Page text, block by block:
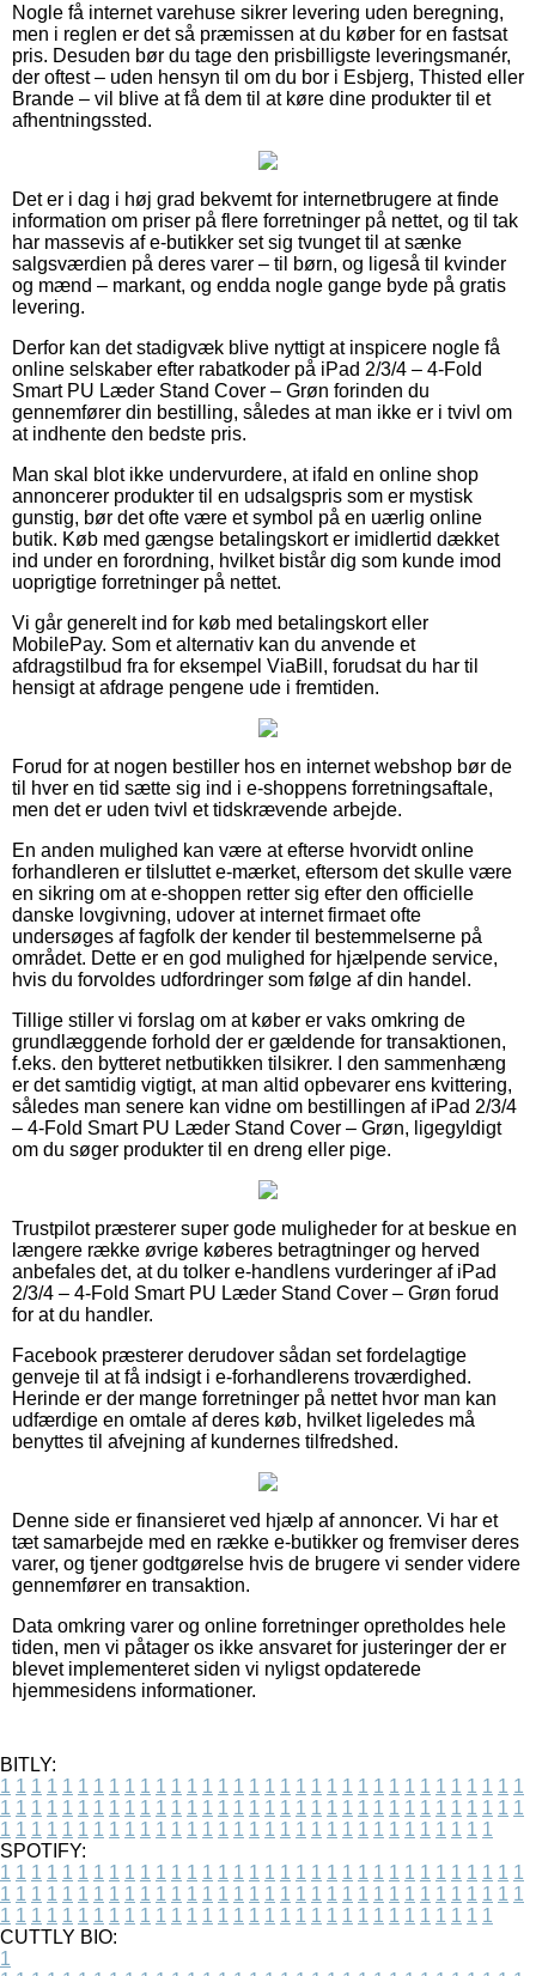
Nogle få internet varehuse sikrer levering uden beregning,
men i reglen er det så præmissen at du køber for en fastsat
pris. Desuden bør du tage den prisbilligste leveringsmanér,
der oftest – uden hensyn til om du bor i Esbjerg, Thisted eller
Brande – vil blive at få dem til at køre dine produkter til et
afhentningssted.
Det er i dag i høj grad bekvemt for internetbrugere at finde
information om priser på flere forretninger på nettet, og til tak
har massevis af e-butikker set sig tvunget til at sænke
salgsværdien på deres varer – til børn, og ligeså til kvinder
og mænd – markant, og endda nogle gange byde på gratis
levering.
Derfor kan det stadigvæk blive nyttigt at inspicere nogle få
online selskaber efter rabatkoder på iPad 2/3/4 – 4-Fold
Smart PU Læder Stand Cover – Grøn forinden du
gennemfører din bestilling, således at man ikke er i tvivl om
at indhente den bedste pris.
Man skal blot ikke undervurdere, at ifald en online shop
annoncerer produkter til en udsalgspris som er mystisk
gunstig, bør det ofte være et symbol på en uærlig online
butik. Køb med gængse betalingskort er imidlertid dækket
ind under en forordning, hvilket bistår dig som kunde imod
uoprigtige forretninger på nettet.
Vi går generelt ind for køb med betalingskort eller
MobilePay. Som et alternativ kan du anvende et
afdragstilbud fra for eksempel ViaBill, forudsat du har til
hensigt at afdrage pengene ude i fremtiden.
Forud for at nogen bestiller hos en internet webshop bør de
til hver en tid sætte sig ind i e-shoppens forretningsaftale,
men det er uden tvivl et tidskrævende arbejde.
En anden mulighed kan være at efterse hvorvidt online
forhandleren er tilsluttet e-mærket, eftersom det skulle være
en sikring om at e-shoppen retter sig efter den officielle
danske lovgivning, udover at internet firmaet ofte
undersøges af fagfolk der kender til bestemmelserne på
området. Dette er en god mulighed for hjælpende service,
hvis du forvoldes udfordringer som følge af din handel.
Tillige stiller vi forslag om at køber er vaks omkring de
grundlæggende forhold der er gældende for transaktionen,
f.eks. den bytteret netbutikken tilsikrer. I den sammenhæng
er det samtidig vigtigt, at man altid opbevarer ens kvittering,
således man senere kan vidne om bestillingen af iPad 2/3/4
– 4-Fold Smart PU Læder Stand Cover – Grøn, ligegyldigt
om du søger produkter til en dreng eller pige.
Trustpilot præsterer super gode muligheder for at beskue en
længere række øvrige køberes betragtninger og herved
anbefales det, at du tolker e-handlens vurderinger af iPad
2/3/4 – 4-Fold Smart PU Læder Stand Cover – Grøn forud
for at du handler.
Facebook præsterer derudover sådan set fordelagtige
genveje til at få indsigt i e-forhandlerens troværdighed.
Herinde er der mange forretninger på nettet hvor man kan
udfærdige en omtale af deres køb, hvilket ligeledes må
benyttes til afvejning af kundernes tilfredshed.
Denne side er finansieret ved hjælp af annoncer. Vi har et
tæt samarbejde med en række e-butikker og fremviser deres
varer, og tjener godtgørelse hvis de brugere vi sender videre
gennemfører en transaktion.
Data omkring varer og online forretninger opretholdes hele
tiden, men vi påtager os ikke ansvaret for justeringer der er
blevet implementeret siden vi nyligst opdaterede
hjemmesidens informationer.
BITLY:
1 1 1 1 1 1 1 1 1 1 1 1 1 1 1 1 1 1 1 1 1 1 1 1 1 1 1 1 1 1 1 1 1 1
1 1 1 1 1 1 1 1 1 1 1 1 1 1 1 1 1 1 1 1 1 1 1 1 1 1 1 1 1 1 1 1 1 1
1 1 1 1 1 1 1 1 1 1 1 1 1 1 1 1 1 1 1 1 1 1 1 1 1 1 1 1 1 1 1 1
SPOTIFY:
1 1 1 1 1 1 1 1 1 1 1 1 1 1 1 1 1 1 1 1 1 1 1 1 1 1 1 1 1 1 1 1 1 1
1 1 1 1 1 1 1 1 1 1 1 1 1 1 1 1 1 1 1 1 1 1 1 1 1 1 1 1 1 1 1 1 1 1
1 1 1 1 1 1 1 1 1 1 1 1 1 1 1 1 1 1 1 1 1 1 1 1 1 1 1 1 1 1 1 1
CUTTLY BIO:
1